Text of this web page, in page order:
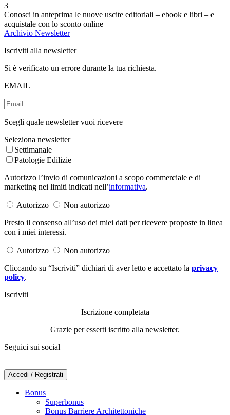
3
Conosci in anteprima le nuove uscite editoriali – ebook e libri – e
acquistale con lo sconto online
Archivio Newsletter
Iscriviti alla newsletter
Si è verificato un errore durante la tua richiesta.
EMAIL
Scegli quale newsletter vuoi ricevere
Seleziona newsletter
Settimanale
Patologie Edilizie
Autorizzo l’invio di comunicazioni a scopo commerciale e di
marketing nei limiti indicati nell’informativa.
Autorizzo
Non autorizzo
Presto il consenso all’uso dei miei dati per ricevere proposte in linea
con i miei interessi.
Autorizzo
Non autorizzo
Cliccando su “Iscriviti” dichiari di aver letto e accettato la privacy
policy.
Iscriviti
Iscrizione completata
Grazie per esserti iscritto alla newsletter.
Seguici sui social
Accedi / Registrati
Bonus
Superbonus
Bonus Barriere Architettoniche